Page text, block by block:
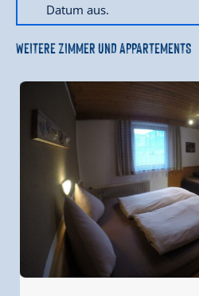
Datum aus.
WEITERE ZIMMER UND APPARTEMENTS